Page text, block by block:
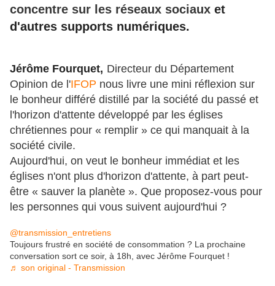
concentre sur les réseaux sociaux et
d'autres supports numériques.
Jérôme Fourquet, Directeur du Département
Opinion de l'IFOP nous livre une mini réflexion sur
le bonheur différé distillé par la société du passé et
l'horizon d'attente développé par les églises
chrétiennes pour « remplir » ce qui manquait à la
société civile.
Aujourd'hui, on veut le bonheur immédiat et les
églises n'ont plus d'horizon d'attente, à part peut-
être « sauver la planète ». Que proposez-vous pour
les personnes qui vous suivent aujourd'hui ?
@transmission_entretiens
Toujours frustré en société de consommation ? La prochaine
conversation sort ce soir, à 18h, avec Jérôme Fourquet !
♬ son original - Transmission